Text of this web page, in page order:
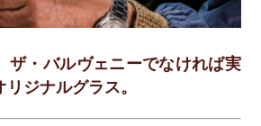
ザ・バルヴェニーでなければ実
ジナルグラス。